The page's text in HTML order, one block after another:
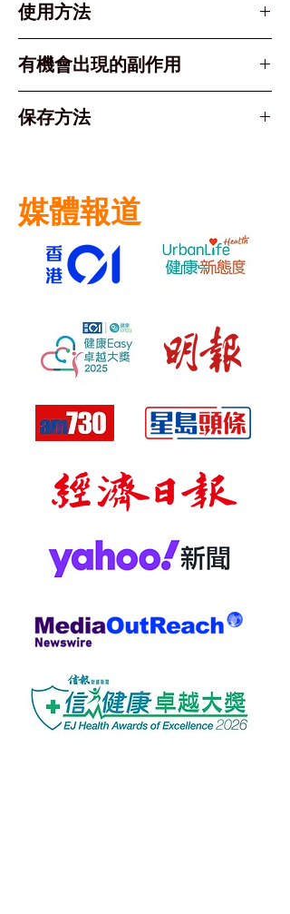
註冊藥劑師或醫生監管下售賣
Sacubitril (沙庫巴曲) -
Valsartan (纈沙坦) -
103 毫克 (mg)
使用方法
(早晚各一次)。
嚼、壓碎或分切。可飽肚或空肚
提供最佳保護效果的目標劑量。
若身體能耐受（沒有出現嚴重頭
暈或低血壓），醫生通常會將劑
量逐步調升至此水平並長期維
有機會出現的副作用
諮詢醫生）：
立時。
高血鉀 (Hyperkalemia)：
血液鉀水平升高。
腎功能受損： 尿量減少或其他
咳嗽。
保存方法
請保留在原廠包裝內，避免受潮
（此藥物對濕氣較敏感）。
請將藥物放置於兒童接觸不到的地
方。
媒體報道